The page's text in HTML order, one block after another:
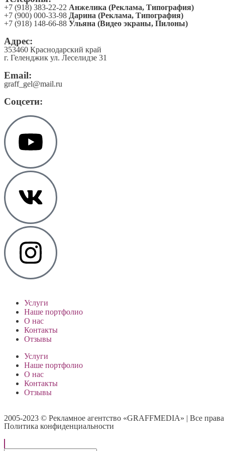
+7 (918) 383-22-22 Анжелика (Реклама, Типография)
+7 (900) 000-33-98 Дарина (Реклама, Типография)
+7 (918) 148-66-88 Ульяна (Видео экраны, Пилоны)
Адрес:
353460 Краснодарский край
г. Геленджик ул. Леселидзе 31
Email:
graff_gel@mail.ru
Соцсети:
Услуги
Наше портфолио
О нас
Контакты
Отзывы
Услуги
Наше портфолио
О нас
Контакты
Отзывы
2005-2023 © Рекламное агентство «GRAFFMEDIA» | Все
Политика конфиденциальности